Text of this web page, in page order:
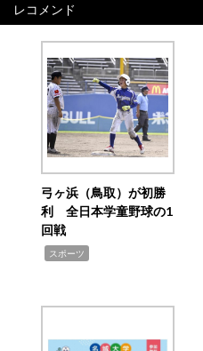
レコメンド
弓ヶ浜（鳥取）が初勝
利 全日本学童野球の1
回戦
スポーツ